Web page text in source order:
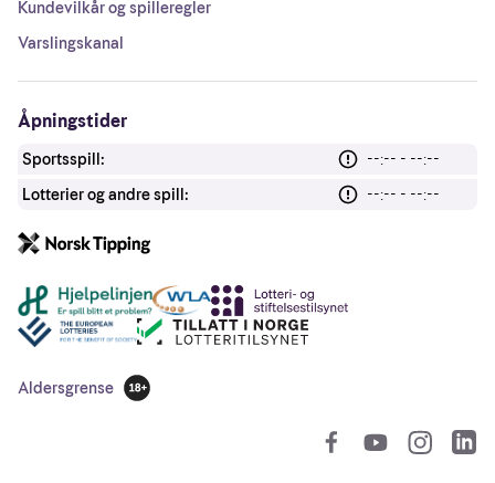
Kundevilkår og spilleregler
Varslingskanal
Åpningstider
Sportsspill:
--:-- - --:--
Lotterier og andre spill:
--:-- - --:--
Andre lenker
Aldersgrense
18 år